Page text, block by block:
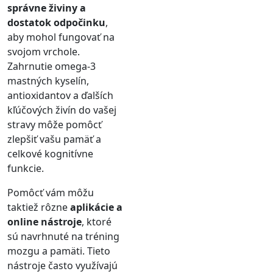
správne živiny a
dostatok odpočinku,
aby mohol fungovať na
svojom vrchole.
Zahrnutie omega-3
mastných kyselín,
antioxidantov a ďalších
kľúčových živín do vašej
stravy môže pomôcť
zlepšiť vašu pamäť a
celkové kognitívne
funkcie.
Pomôcť vám môžu
taktiež rôzneaplikácie a
online nástroje, ktoré
sú navrhnuté na tréning
mozgu a pamäti. Tieto
nástroje často využívajú